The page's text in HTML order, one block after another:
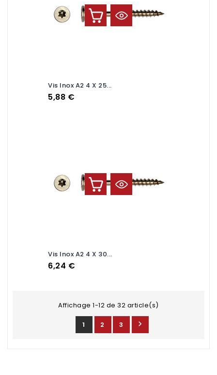
Vis Inox A2 4 X 25...
Prix
5,88 €
Vis Inox A2 4 X 30...
Prix
6,24 €
Affichage 1-12 de 32 article(s)
1 2 3 